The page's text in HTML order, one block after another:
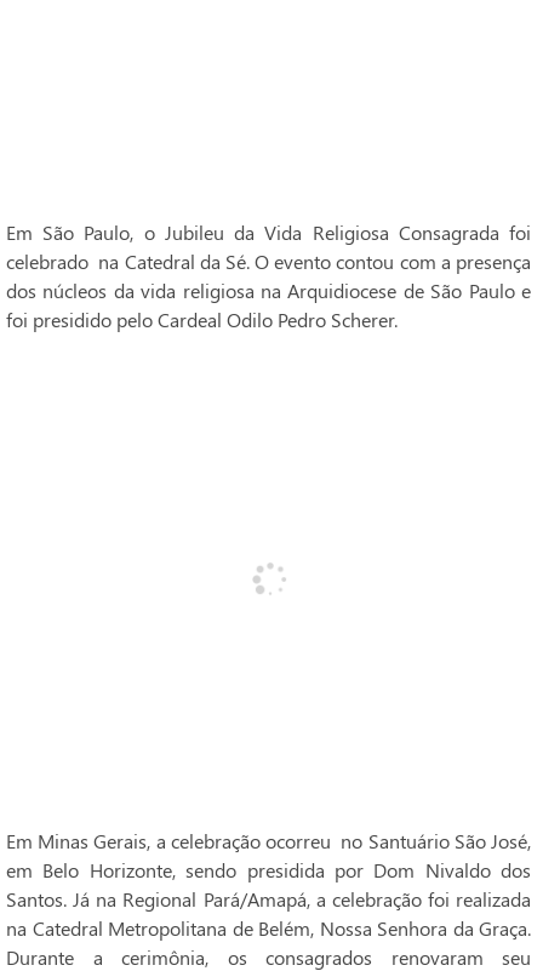
Em São Paulo, o Jubileu da Vida Religiosa Consagrada foi
celebrado na Catedral da Sé. O evento contou com a presença
dos núcleos da vida religiosa na Arquidiocese de São Paulo e
foi presidido pelo Cardeal Odilo Pedro Scherer.
Em Minas Gerais, a celebração ocorreu no Santuário São José,
em Belo Horizonte, sendo presidida por Dom Nivaldo dos
Santos. Já na Regional Pará/Amapá, a celebração foi realizada
na Catedral Metropolitana de Belém, Nossa Senhora da Graça.
Durante a cerimônia, os consagrados renovaram seu